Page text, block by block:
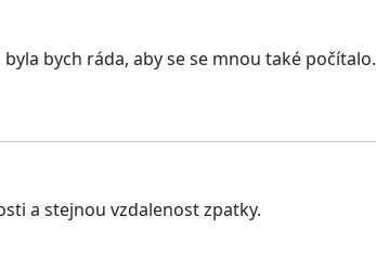
bych ráda, aby se se mnou také počítalo.
a stejnou vzdalenost zpatky.